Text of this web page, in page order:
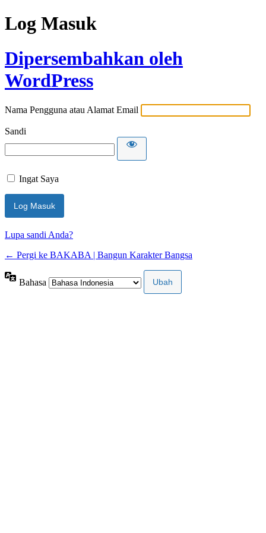
Log Masuk
Dipersembahkan oleh
WordPress
Nama Pengguna atau Alamat Email
Sandi
Ingat Saya
Lupa sandi Anda?
← Pergi ke BAKABA | Bangun Karakter Bangsa
Bahasa